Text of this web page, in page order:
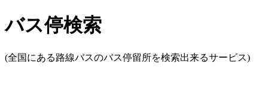
バス停検索
(全国にある路線バスのバス停留所を検索出来るサービス)